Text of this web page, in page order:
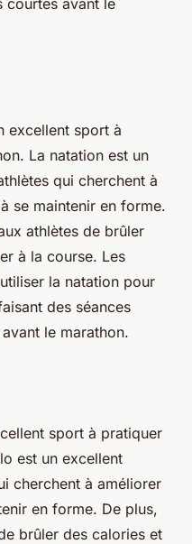
excellent sport à
La natation est un
qui cherchent à
se maintenir en forme.
athlètes de brûler
à la course. Les
la natation pour
des séances
le marathon.
sport à pratiquer
est un excellent
cherchent à améliorer
en forme. De plus,
brûler des calories et